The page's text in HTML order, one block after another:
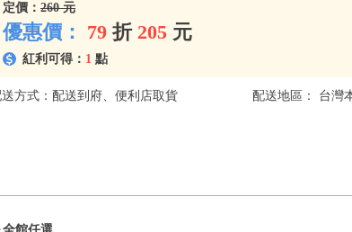
定價： 260 元
優惠價： 79 折 205 元
紅利可得： 1 點
送方式：配送到府、便利店取貨 配送地區： 台灣